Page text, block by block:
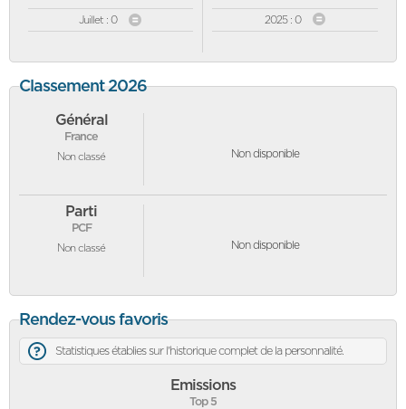
Juillet : 0 2025 : 0
Classement 2026
Général
France
Non classé Non disponible
Parti
PCF
Non classé Non disponible
Rendez-vous favoris
Statistiques établies sur l'historique complet de la personnalité.
Emissions
Top 5